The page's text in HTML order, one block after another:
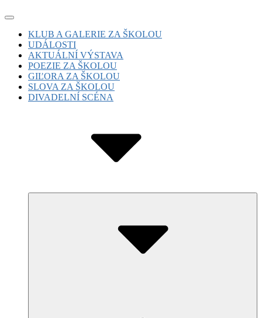
Skip
content
Site
Navigation
Site
Navigation
KLUB A GALERIE ZA ŠKOLOU
UDÁLOSTI
AKTUÁLNÍ VÝSTAVA
POEZIE ZA ŠKOLOU
GIĽORA ZA ŠKOLOU
SLOVA ZA ŠKOLOU
DIVADELNÍ SCÉNA